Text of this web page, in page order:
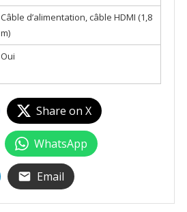
Câble d’alimentation, câble HDMI (1,8
m)
Oui
Share on X
WhatsApp
Email